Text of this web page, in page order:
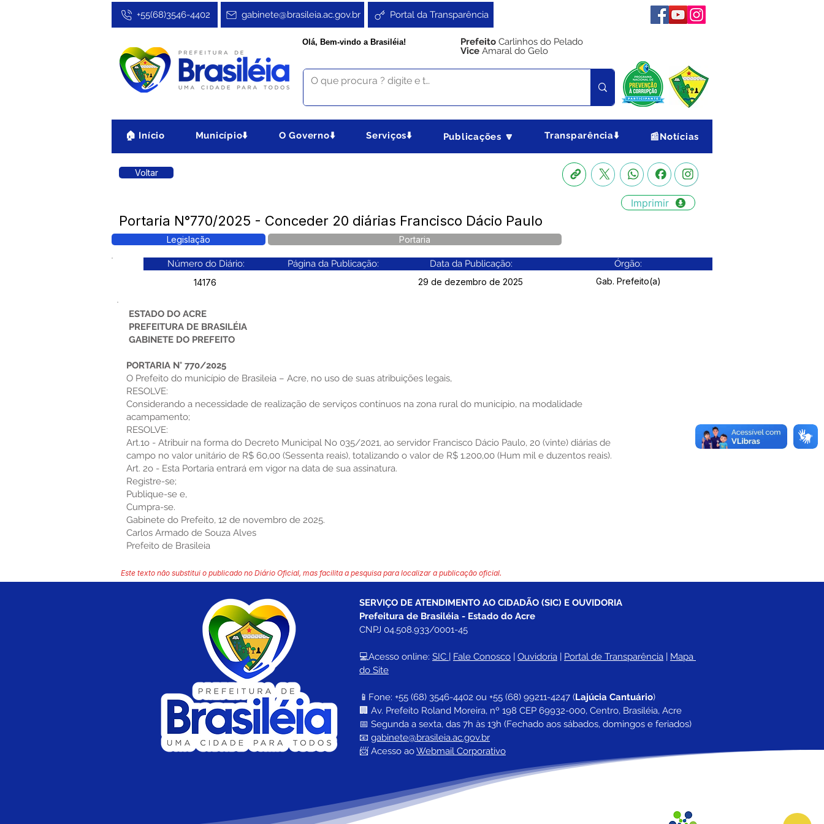
Portal da Transparência
gabinete@brasileia.ac.gov.br
+55(68)3546-4402
Olá, Bem-vindo a Brasiléia! Prefeito Carlinhos do Pelado
Vice Amaral do Gelo
🏠 Início Município⬇️ O Governo⬇️ Serviços⬇️ Publicações 🔽 Transparência⬇️ 📰Notícias
Voltar
Imprimir
Portaria N°770/2025 - Conceder 20 diárias Francisco Dácio Paulo
Legislação Portaria
Número do Diário: Página da Publicação: Data da Publicação: Órgão:
14176 29 de dezembro de 2025 Gab. Prefeito(a)
ESTADO DO ACRE
PREFEITURA DE BRASILÉIA
GABINETE DO PREFEITO
PORTARIA N° 770/2025
O Prefeito do município de Brasileia – Acre, no uso de suas atribuições legais,
RESOLVE:
Considerando a necessidade de realização de serviços contínuos na zona rural do município, na modalidade
acampamento;
RESOLVE:
Art.1o - Atribuir na forma do Decreto Municipal No 035/2021, ao servidor Francisco Dácio Paulo, 20 (vinte) diárias de
campo no valor unitário de R$ 60,00 (Sessenta reais), totalizando o valor de R$ 1.200,00 (Hum mil e duzentos reais).
Art. 2o - Esta Portaria entrará em vigor na data de sua assinatura.
Registre-se;
Publique-se e,
Cumpra-se.
Gabinete do Prefeito, 12 de novembro de 2025.
Carlos Armado de Souza Alves
Prefeito de Brasileia
Este texto não substitui o publicado no Diário Oficial, mas facilita a pesquisa para localizar a publicação oficial.
SERVIÇO DE ATENDIMENTO AO CIDADÃO (SIC) E OUVIDORIA
Prefeitura de Brasiléia - Estado do Acre
CNPJ 04.508.933/0001-45
💻Acesso online: SIC | Fale Conosco | Ouvidoria | Portal de Transparência | Mapa
do Site
📱Fone: +55 (68) 3546-4402 ou +55 (68) 99211-4247 (Lajúcia Cantuário)
🏢 Av. Prefeito Roland Moreira, nº 198 CEP 69932-000, Centro, Brasiléia, Acre
📅 Segunda a sexta, das 7h às 13h (Fechado aos sábados, domingos e feriados)
📧 gabinete@brasileia.ac.gov.br
📨 Acesso ao Webmail Corporativo